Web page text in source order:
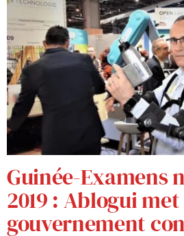
Guinée-Examens
2019 : Ablogui
gouvernement